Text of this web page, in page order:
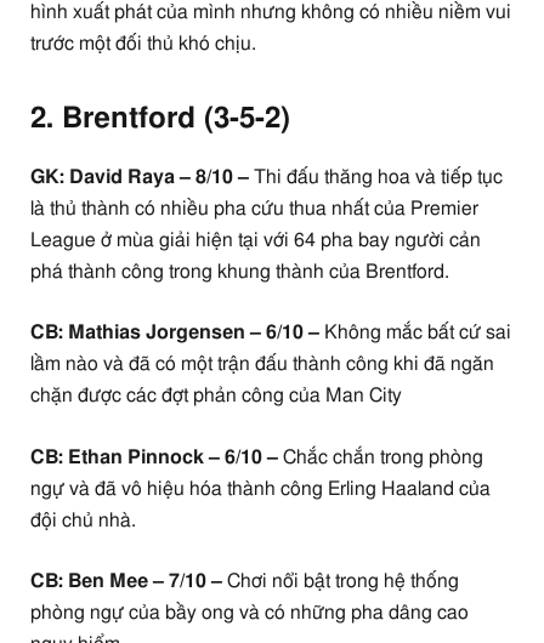
hình xuất phát của mình nhưng không có nhiều niềm vui
trước một đối thủ khó chịu.
2. Brentford (3-5-2)
GK: David Raya – 8/10 – Thi đấu thăng hoa và tiếp tục
là thủ thành có nhiều pha cứu thua nhất của Premier
League ở mùa giải hiện tại với 64 pha bay người cản
phá thành công trong khung thành của Brentford.
CB: Mathias Jorgensen – 6/10 – Không mắc bất cứ sai
lầm nào và đã có một trận đấu thành công khi đã ngăn
chặn được các đợt phản công của Man City
CB: Ethan Pinnock – 6/10 – Chắc chắn trong phòng
ngự và đã vô hiệu hóa thành công Erling Haaland của
đội chủ nhà.
CB: Ben Mee – 7/10 – Chơi nổi bật trong hệ thống
phòng ngự của bầy ong và có những pha dâng cao